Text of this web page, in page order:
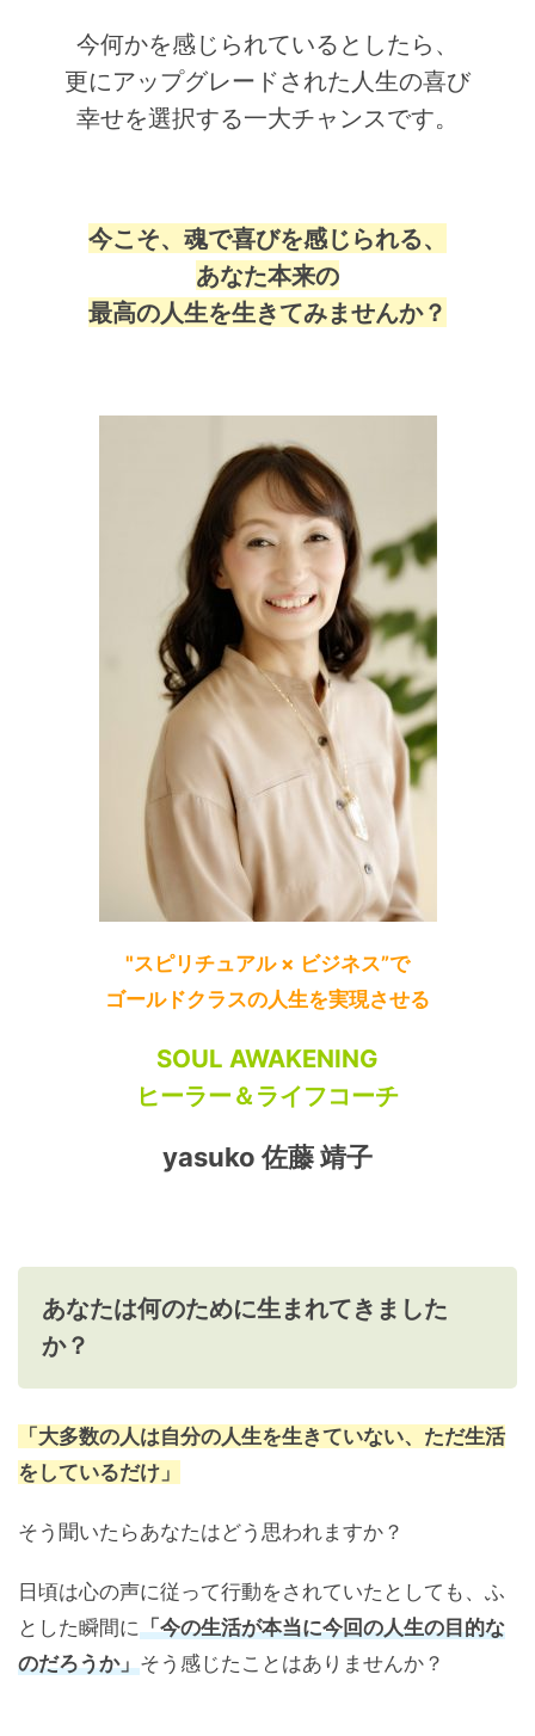
今何かを感じられているとしたら、
更にアップグレードされた人生の喜び
幸せを選択する一大チャンスです。
今こそ、魂で喜びを感じられる、
あなた本来の
最高の人生を生きてみませんか？
"スピリチュアル × ビジネス”で
ゴールドクラスの人生を実現させる
SOUL AWAKENING
ヒーラー＆ライフコーチ
yasuko 佐藤 靖子
あなたは何のために生まれてきました
か？
「大多数の人は自分の人生を生きていない、ただ生活
をしているだけ」
そう聞いたらあなたはどう思われますか？
日頃は心の声に従って行動をされていたとしても、ふ
とした瞬間に「今の生活が本当に今回の人生の目的な
のだろうか」そう感じたことはありませんか？